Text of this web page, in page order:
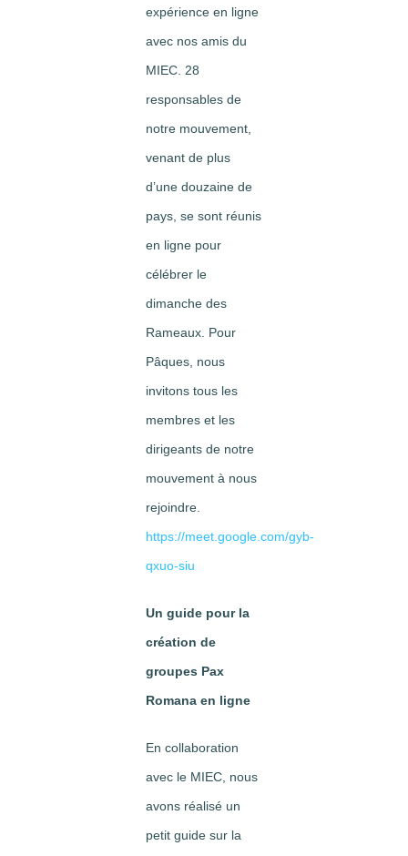
expérience en ligne
avec nos amis du
MIEC. 28
responsables de
notre mouvement,
venant de plus
d’une douzaine de
pays, se sont réunis
en ligne pour
célébrer le
dimanche des
Rameaux. Pour
Pâques, nous
invitons tous les
membres et les
dirigeants de notre
mouvement à nous
rejoindre.
https://meet.google.com/gyb-
qxuo-siu
Un guide pour la
création de
groupes Pax
Romana en ligne
En collaboration
avec le MIEC, nous
avons réalisé un
petit guide sur la